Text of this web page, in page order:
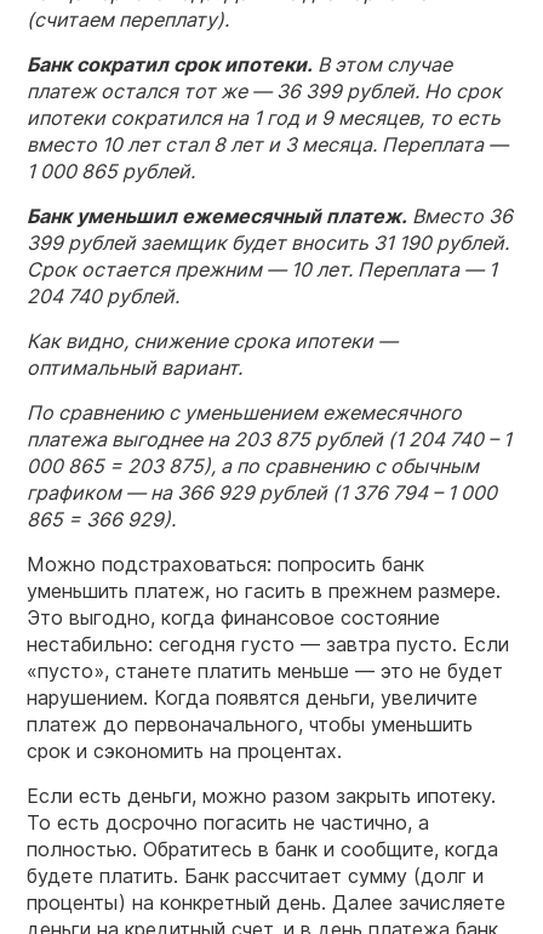
(считаем переплату).
Банк сократил срок ипотеки. В этом случае
платеж остался тот же — 36 399 рублей. Но срок
ипотеки сократился на 1 год и 9 месяцев, то есть
вместо 10 лет стал 8 лет и 3 месяца. Переплата —
1 000 865 рублей.
Банк уменьшил ежемесячный платеж. Вместо 36
399 рублей заемщик будет вносить 31 190 рублей.
Срок остается прежним — 10 лет. Переплата — 1
204 740 рублей.
Как видно, снижение срока ипотеки —
оптимальный вариант.
По сравнению с уменьшением ежемесячного
платежа выгоднее на 203 875 рублей (1 204 740 – 1
000 865 = 203 875), а по сравнению с обычным
графиком — на 366 929 рублей (1 376 794 – 1 000
865 = 366 929).
Можно подстраховаться: попросить банк
уменьшить платеж, но гасить в прежнем размере.
Это выгодно, когда финансовое состояние
нестабильно: сегодня густо — завтра пусто. Если
«пусто», станете платить меньше — это не будет
нарушением. Когда появятся деньги, увеличите
платеж до первоначального, чтобы уменьшить
срок и сэкономить на процентах.
Если есть деньги, можно разом закрыть ипотеку.
То есть досрочно погасить не частично, а
полностью. Обратитесь в банк и сообщите, когда
будете платить. Банк рассчитает сумму (долг и
проценты) на конкретный день. Далее зачисляете